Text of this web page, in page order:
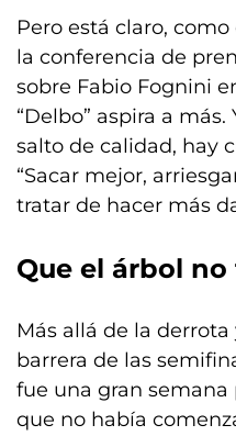
Pero está claro,
la conferencia de
sobre Fabio Fognini
“Delbo” aspira a
salto de calidad, hay
“Sacar mejor,
tratar de hacer más
Que el árbol
Más allá de la
barrera de las
fue una gran semana
que no había